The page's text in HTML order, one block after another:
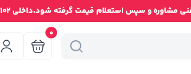
مشاوره و سپس استعلام قیمت گرفته شود.داخلی 102-101
0